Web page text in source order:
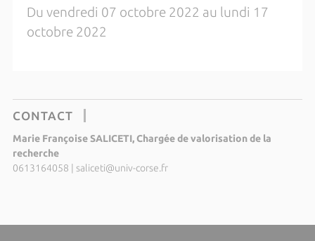
Du vendredi 07 octobre 2022 au lundi 17
octobre 2022
CONTACT
Marie Françoise SALICETI, Chargée de valorisation de la
recherche
0613164058 | saliceti@univ-corse.fr